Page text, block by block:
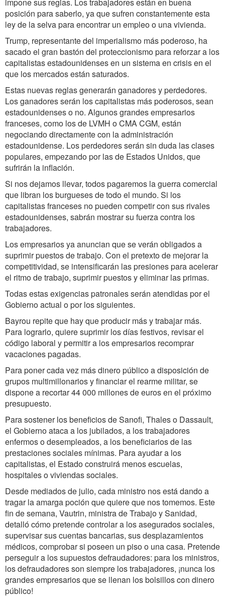
posición para saberlo, ya que sufren constantemente esta
ley de la selva para encontrar un empleo o una vivienda.
Trump, representante del imperialismo más poderoso, ha
sacado el gran bastón del proteccionismo para reforzar a los
capitalistas estadounidenses en un sistema en crisis en el
que los mercados están saturados.
Estas nuevas reglas generarán ganadores y perdedores.
Los ganadores serán los capitalistas más poderosos, sean
estadounidenses o no. Algunos grandes empresarios
franceses, como los de LVMH o CMA CGM, están
negociando directamente con la administración
estadounidense. Los perdedores serán sin duda las clases
populares, empezando por las de Estados Unidos, que
sufrirán la inflación.
Si nos dejamos llevar, todos pagaremos la guerra comercial
que libran los burgueses de todo el mundo. Si los
capitalistas franceses no pueden competir con sus rivales
estadounidenses, sabrán mostrar su fuerza contra los
trabajadores.
Los empresarios ya anuncian que se verán obligados a
suprimir puestos de trabajo. Con el pretexto de mejorar la
competitividad, se intensificarán las presiones para acelerar
el ritmo de trabajo, suprimir puestos y eliminar las primas.
Todas estas exigencias patronales serán atendidas por el
Gobierno actual o por los siguientes.
Bayrou repite que hay que producir más y trabajar más.
Para lograrlo, quiere suprimir los días festivos, revisar el
código laboral y permitir a los empresarios recomprar
vacaciones pagadas.
Para poner cada vez más dinero público a disposición de
grupos multimillonarios y financiar el rearme militar, se
dispone a recortar 44 000 millones de euros en el próximo
presupuesto.
Para sostener los beneficios de Sanofi, Thales o Dassault,
el Gobierno ataca a los jubilados, a los trabajadores
enfermos o desempleados, a los beneficiarios de las
prestaciones sociales mínimas. Para ayudar a los
capitalistas, el Estado construirá menos escuelas,
hospitales o viviendas sociales.
Desde mediados de julio, cada ministro nos está dando a
tragar la amarga poción que quiere que nos tomemos. Este
fin de semana, Vautrin, ministra de Trabajo y Sanidad,
detalló cómo pretende controlar a los asegurados sociales,
supervisar sus cuentas bancarias, sus desplazamientos
médicos, comprobar si poseen un piso o una casa. Pretende
perseguir a los supuestos defraudadores: para los ministros,
los defraudadores son siempre los trabajadores, ¡nunca los
grandes empresarios que se llenan los bolsillos con dinero
público!